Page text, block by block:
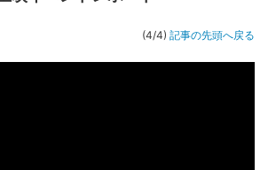
(4/4) 記事の先頭へ戻る